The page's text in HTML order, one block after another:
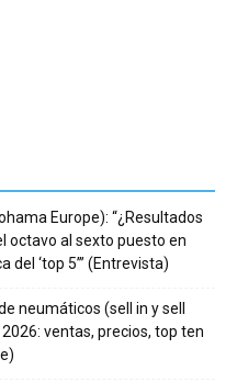
Europe): “¿Resultados
octavo al sexto puesto en
‘top 5’” (Entrevista)
neumáticos (sell in y sell
ventas, precios, top ten